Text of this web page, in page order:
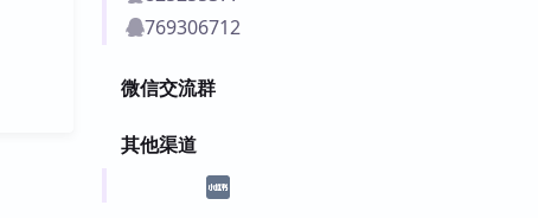
769306712
微信交流群
其他渠道